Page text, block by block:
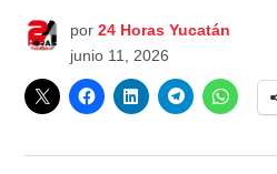
por 24 Horas Yucatán
junio 11, 2026